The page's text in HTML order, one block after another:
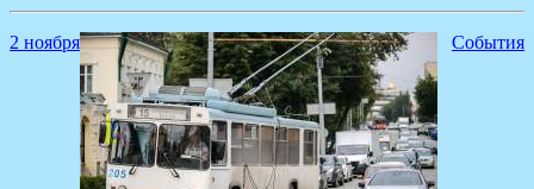
2 ноября События